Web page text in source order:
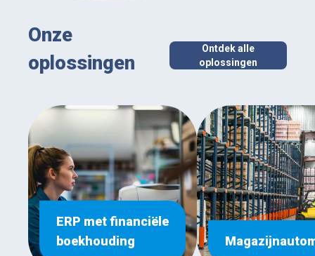
Onze
oplossingen
Ontdek alle
oplossingen
ERP met financiële
boekhouding